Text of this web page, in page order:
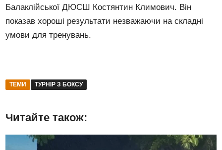
Балаклійської ДЮСШ Костянтин Климович. Він
показав хороші результати незважаючи на складні
умови для тренувань.
ТЕМИ ТУРНІР З БОКСУ
Читайте також: